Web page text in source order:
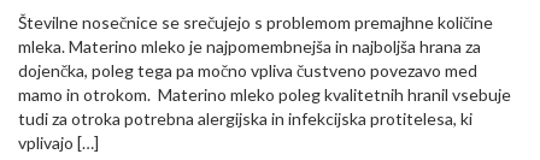
Številne nosečnice se srečujejo s problemom premajhne količine
mleka. Materino mleko je najpomembnejša in najboljša hrana za
dojenčka, poleg tega pa močno vpliva čustveno povezavo med
mamo in otrokom. Materino mleko poleg kvalitetnih hranil vsebuje
tudi za otroka potrebna alergijska in infekcijska protitelesa, ki
vplivajo […]